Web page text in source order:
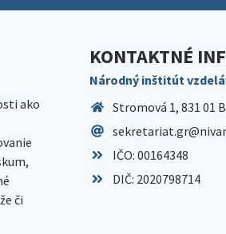
ako
či
KONTAKTNÉ
Národný inštitút
Stromová 1, 831 01
IČO: 00164348
DIČ: 2020798714